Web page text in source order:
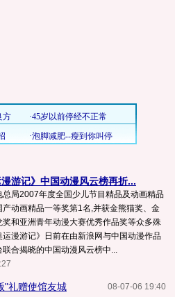
漫游记》中国动漫风云榜再折...
总局2007年度全国少儿节目精品及动画精品
产动画精品一等奖第1名,并获金熊猫奖、金
奖和亚洲青年动漫大赛优秀作品奖等众多殊
运漫游记》日前在由新浪网与中国动漫作品
联合揭晓的中国动漫风云榜中...
08-07-06 19:40
"礼赠使馆友城